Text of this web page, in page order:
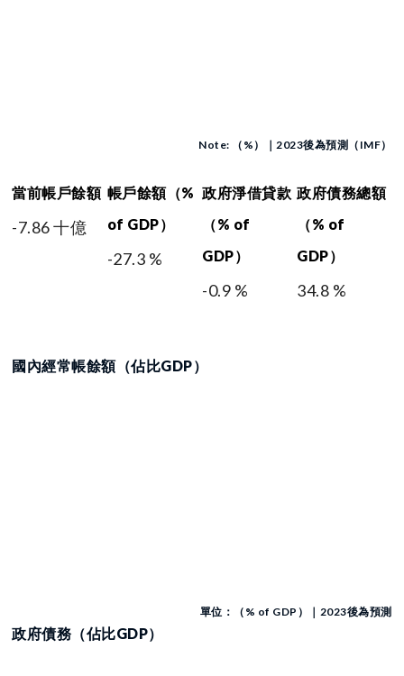
Note: （%）｜2023後為預測（IMF）
當前帳戶餘額
-7.86 十億
帳戶餘額（%
of GDP）
-27.3 %
政府淨借貸款
（% of
GDP）
-0.9 %
政府債務總額
（% of
GDP）
34.8 %
國內經常帳餘額（佔比GDP）
單位：（% of GDP）｜2023後為預測
政府債務（佔比GDP）